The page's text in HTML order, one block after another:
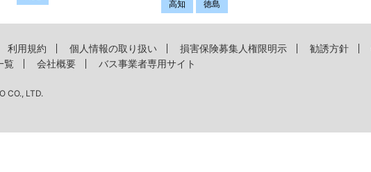
徳島
高知
利用規約 個人情報の取り扱い 損害保険募集人権限明示 勧誘方針
覧
会社概要 バス事業者専用サイト
CO., LTD.